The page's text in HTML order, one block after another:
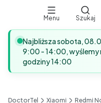
Menu Szukaj
Najbliższa sobota,
9:00 - 14:00, wyślemy
godziny 14:00
DoctorTel Xiaomi Redmi